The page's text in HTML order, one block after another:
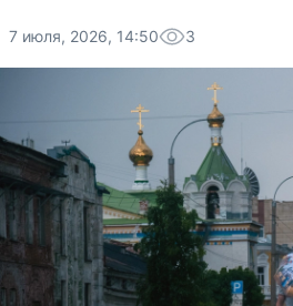
7 июля, 2026, 14:50 3